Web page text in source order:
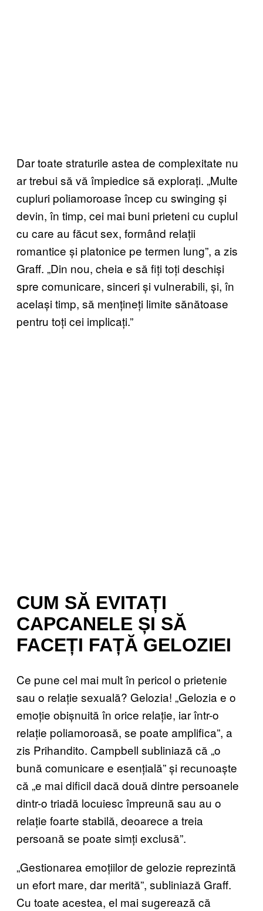
Dar toate straturile astea de complexitate nu
ar trebui să vă împiedice să explorați. „Multe
cupluri poliamoroase încep cu swinging și
devin, în timp, cei mai buni prieteni cu cuplul
cu care au făcut sex, formând relații
romantice și platonice pe termen lung”, a zis
Graff. „Din nou, cheia e să fiți toți deschiși
spre comunicare, sinceri și vulnerabili, și, în
același timp, să mențineți limite sănătoase
pentru toți cei implicați.”
CUM SĂ EVITAȚI
CAPCANELE ȘI SĂ
FACEȚI FAȚĂ GELOZIEI
Ce pune cel mai mult în pericol o prietenie
sau o relație sexuală? Gelozia! „Gelozia e o
emoție obișnuită în orice relație, iar într-o
relație poliamoroasă, se poate amplifica”, a
zis Prihandito. Campbell subliniază că „o
bună comunicare e esențială” și recunoaște
că „e mai dificil dacă două dintre persoanele
dintr-o triadă locuiesc împreună sau au o
relație foarte stabilă, deoarece a treia
persoană se poate simți exclusă”.
„Gestionarea emoțiilor de gelozie reprezintă
un efort mare, dar merită”, subliniază Graff.
Cu toate acestea, el mai sugerează că